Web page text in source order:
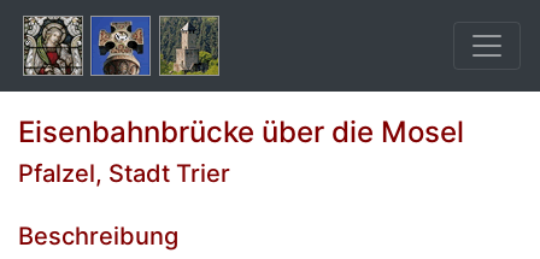
Eisenbahnbrücke über die Mosel
Pfalzel, Stadt Trier
Beschreibung